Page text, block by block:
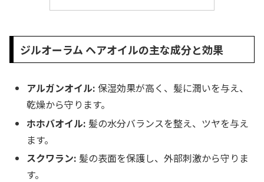
ジルオーラム ヘアオイルの主な成分と効果
アルガンオイル: 保湿効果が高く、髪に潤いを与え、
乾燥から守ります。
ホホバオイル: 髪の水分バランスを整え、ツヤを与え
ます。
スクワラン: 髪の表面を保護し、外部刺激から守りま
す。